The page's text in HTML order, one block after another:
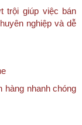
trội giúp việc bán
nghiệp và dễ
nhanh chóng